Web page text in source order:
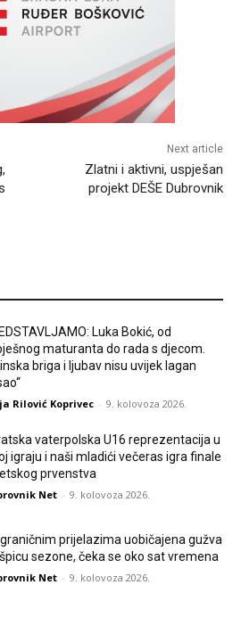
Next article
Zlatni i aktivni, uspješan
projekt DEŠE Dubrovnik
Luka Bokić, od
maturanta do rada s djecom.
briga i ljubav nisu uvijek lagan
Rilović Koprivec - 9. kolovoza 2026.
vaterpolska U16 reprezentacija u
igraju i naši mladići večeras igra finale
prvenstva
Net - 9. kolovoza 2026.
graničnim prijelazima uobičajena gužva
sezone, čeka se oko sat vremena
Net - 9. kolovoza 2026.